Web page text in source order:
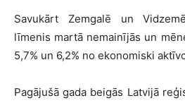
Savukārt Zemgalē un
līmenis martā nemainījās un
5,7% un 6,2% no ekonomiski
Pagājušā gada beigās Latvijā